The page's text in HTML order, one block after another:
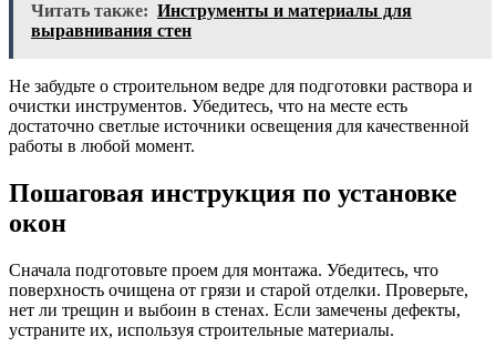
Читать также: Инструменты и материалы для
выравнивания стен
Не забудьте о строительном ведре для подготовки раствора и
очистки инструментов. Убедитесь, что на месте есть
достаточно светлые источники освещения для качественной
работы в любой момент.
Пошаговая инструкция по установке
окон
Сначала подготовьте проем для монтажа. Убедитесь, что
поверхность очищена от грязи и старой отделки. Проверьте,
нет ли трещин и выбоин в стенах. Если замечены дефекты,
устраните их, используя строительные материалы.